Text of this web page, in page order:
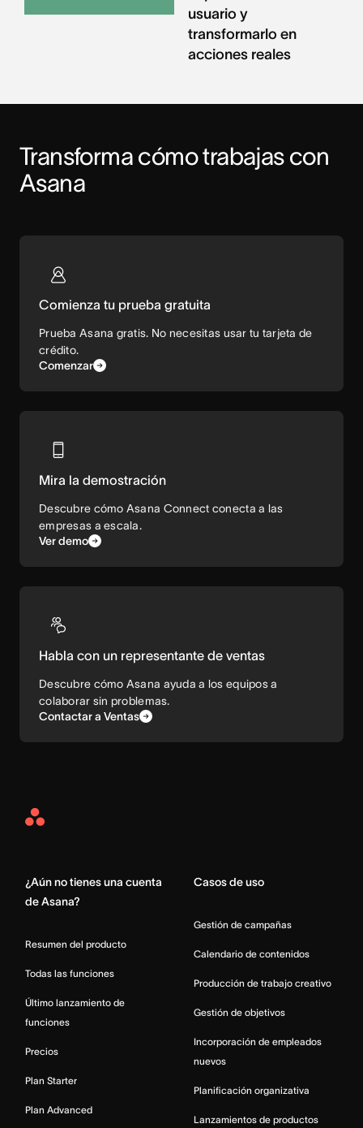
usuario y
transformarlo en
acciones reales
Transforma cómo trabajas con
Asana
Comienza tu prueba gratuita
Prueba Asana gratis. No necesitas usar tu tarjeta de
crédito.
Comenzar
Mira la demostración
Descubre cómo Asana Connect conecta a las
empresas a escala.
Ver demo
Habla con un representante de ventas
Descubre cómo Asana ayuda a los equipos a
colaborar sin problemas.
Contactar a Ventas
Asana
¿Aún no tienes una cuenta
de Asana?
Resumen del producto
Todas las funciones
Último lanzamiento de
funciones
Precios
Plan Starter
Plan Advanced
Casos de uso
Gestión de campañas
Calendario de contenidos
Producción de trabajo creativo
Gestión de objetivos
Incorporación de empleados
nuevos
Planificación organizativa
Lanzamientos de productos